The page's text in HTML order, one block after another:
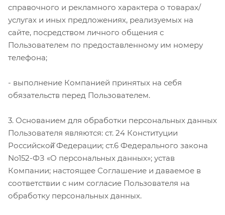
справочного и рекламного характера о товарах/
услугах и иных предложениях, реализуемых на
сайте, посредством личного общения с
Пользователем по предоставленному им номеру
телефона;
- выполнение Компанией принятых на себя
обязательств перед Пользователем.
3. Основанием для обработки персональных данных
Пользователя являются: ст. 24 Конституции
Российской̆ Федерации; ст.6 Федерального закона
No152-ФЗ «О персональных данных»; устав
Компании; настоящее Соглашение и даваемое в
соответствии с ним согласие Пользователя на
обработку персональных данных.